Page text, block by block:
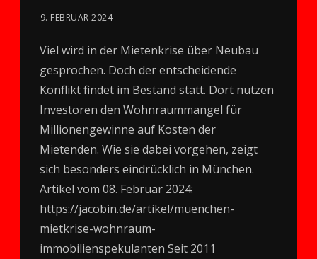
9. FEBRUAR 2024
Viel wird in der Mietenkrise über Neubau
gesprochen. Doch der entscheidende
Konflikt findet im Bestand statt. Dort nutzen
Investoren den Wohnraummangel für
Millionengewinne auf Kosten der
Mietenden. Wie sie dabei vorgehen, zeigt
sich besonders eindrücklich in München.
Artikel vom 08. Februar 2024:
https://jacobin.de/artikel/muenchen-
mietkrise-wohnraum-
immobilienspekulanten Seit 2011